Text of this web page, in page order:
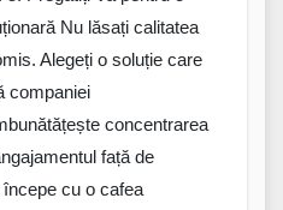
Nu lăsați calitatea
Alegeți o soluție care
companiei
concentrarea
față de
cu o cafea